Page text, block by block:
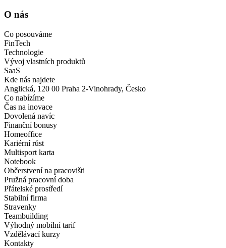
O nás
Co posouváme
FinTech
Technologie
Vývoj vlastních produktů
SaaS
Kde nás najdete
Anglická, 120 00 Praha 2-Vinohrady, Česko
Co nabízíme
Čas na inovace
Dovolená navíc
Finanční bonusy
Homeoffice
Kariérní růst
Multisport karta
Notebook
Občerstvení na pracovišti
Pružná pracovní doba
Přátelské prostředí
Stabilní firma
Stravenky
Teambuilding
Výhodný mobilní tarif
Vzdělávací kurzy
Kontakty